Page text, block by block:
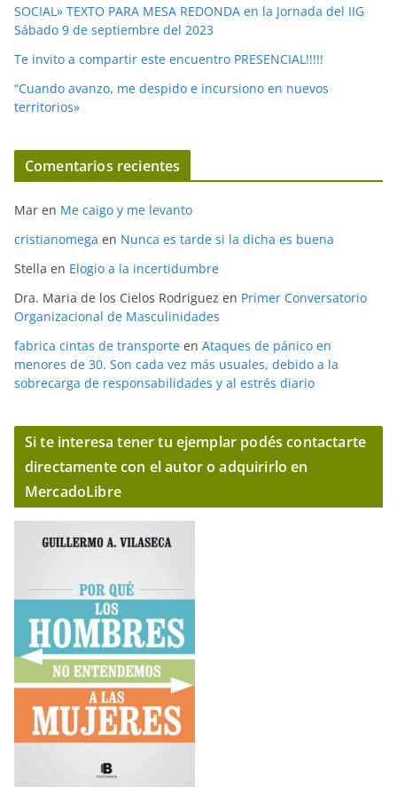
SOCIAL» TEXTO PARA MESA REDONDA en la Jornada del IIG
Sábado 9 de septiembre del 2023
Te invito a compartir este encuentro PRESENCIAL!!!!!
“Cuando avanzo, me despido e incursiono en nuevos
territorios»
Comentarios recientes
Mar en Me caigo y me levanto
cristianomega en Nunca es tarde si la dicha es buena
Stella en Elogio a la incertidumbre
Dra. Maria de los Cielos Rodriguez en Primer Conversatorio
Organizacional de Masculinidades
fabrica cintas de transporte en Ataques de pánico en
menores de 30. Son cada vez más usuales, debido a la
sobrecarga de responsabilidades y al estrés diario
Si te interesa tener tu ejemplar podés contactarte
directamente con el autor o adquirirlo en
MercadoLibre